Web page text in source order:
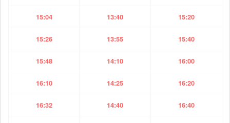
15:04 13:40 15:20
15:26 13:55 15:40
15:48 14:10 16:00
16:10 14:25 16:20
16:32 14:40 16:40